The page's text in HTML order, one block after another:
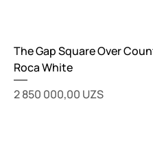
The Gap Square Over
Roca White
Цена
2 850 000,00 UZS